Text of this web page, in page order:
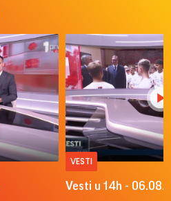
VESTI
Vesti u 14h -